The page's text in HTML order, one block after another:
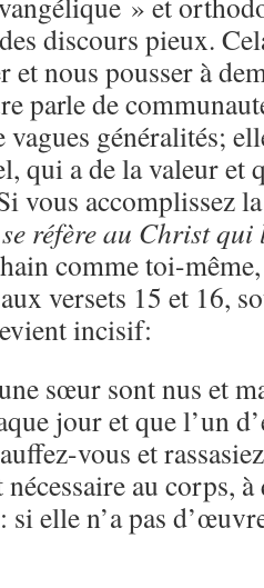
discours pieux.
et nous pousser à
parle de
vagues généralités;
qui a de la valeur et
vous accomplissez
réfère au Christ qui
comme toi-
versets 15 et 16,
incisif:
sœur sont nus et
jour et que l’un
vous et
au corps,
elle n’a pas